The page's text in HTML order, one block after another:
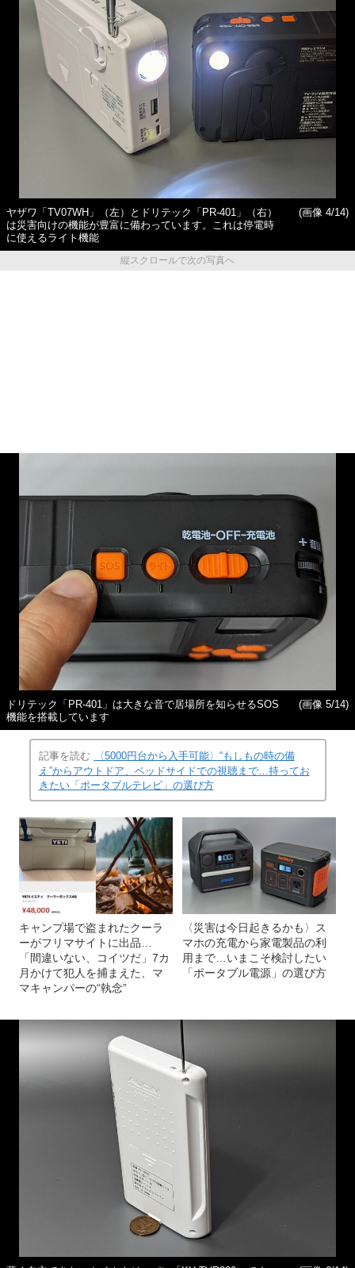
ヤザワ「TV07WH」（左）とドリテック「PR-401」（右）
は災害向けの機能が豊富に備わっています。これは停電時
に使えるライト機能
(画像 4/14)
縦スクロールで次の写真へ
ドリテック「PR-401」は大きな音で居場所を知らせるSOS
機能を搭載しています
(画像 5/14)
記事を読む
〈5000円台から入手可能〉“もしもの時の備
え”からアウトドア、ベッドサイドでの視聴まで…持ってお
きたい「ポータブルテレビ」の選び方
キャンプ場で盗まれたクーラ
ーがフリマサイトに出品…
「間違いない、コイツだ」7カ
月かけて犯人を捕まえた、マ
マキャンパーの“執念”
〈災害は今日起きるかも〉ス
マホの充電から家電製品の利
用まで…いまこそ検討したい
「ポータブル電源」の選び方